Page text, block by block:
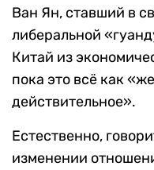
Ван Ян, ставший в
либеральной
Китай из
пока это всё как
действительное».
Естественно,
изменении